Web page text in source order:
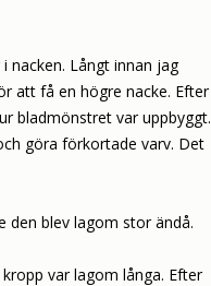
nacken. Långt innan jag
att få en högre nacke. Efter
bladmönstret var uppbyggt.
göra förkortade varv. Det
den blev lagom stor ändå.
var lagom långa. Efter